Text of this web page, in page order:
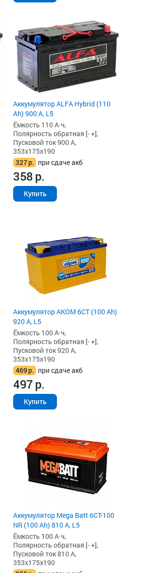
Аккумулятор ALFA Hybrid (110
Ah) 900 А, L5
Ёмкость 110 А·ч,
Полярность обратная [- +],
Пусковой ток 900 А,
353x175x190
327р. при сдаче акб
358р.
Купить
Аккумулятор AKOM 6СТ (100 Ah)
920 А, L5
Ёмкость 100 А·ч,
Полярность обратная [- +],
Пусковой ток 920 А,
353x175x190
469р. при сдаче акб
497р.
Купить
Аккумулятор Mega Batt 6CT-100
NR (100 Ah) 810 А, L5
Ёмкость 100 А·ч,
Полярность обратная [- +],
Пусковой ток 810 А,
353x175x190